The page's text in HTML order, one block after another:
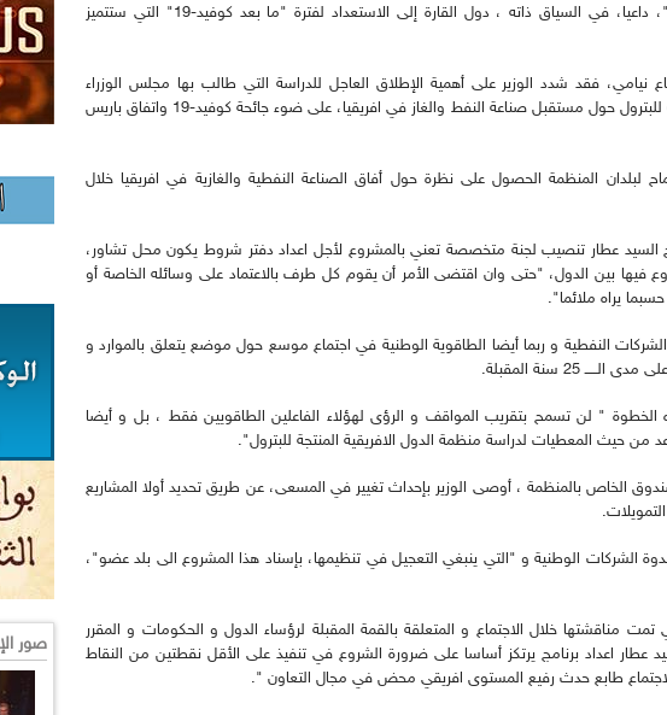
يتمثل خصيصا في المحروقات"، داعيا، في السياق ذاته ، دول القارة إلى الاستعداد لفترة "ما بعد كوفيد-19" التي ستتميز
نيامي، فقد شدد الوزير على أهمية الإطلاق العاجل للدراسة التي طالب بها مجلس الوزراء
لمنظمة الدول الافريقية المنتجة للبترول حول مستقبل صناعة النفط والغاز في افريقيا، على ضوء جائحة كوفيد-19 واتفاق باريس
لبلدان المنظمة الحصول على نظرة حول أفاق الصناعة النفطية والغازية في افريقيا خلال
عطار تنصيب لجنة متخصصة تعني بالمشروع لأجل اعداد دفتر شروط يكون محل تشاور،
فيها بين الدول، "حتى وان اقتضى الأمر أن يقوم كل طرف بالاعتماد على وسائله الخاصة أو
يراه ملائما".
النفطية و ربما أيضا الطاقوية الوطنية في اجتماع موسع حول موضع يتعلق بالموارد و
25 سنة المقبلة.
الخطوة " لن تسمح بتقريب المواقف و الرؤى لهؤلاء الفاعلين الطاقويين فقط ، بل و أيضا
من حيث المعطيات لدراسة منظمة الدول الافريقية المنتجة للبترول".
الخاص بالمنظمة ، أوصى الوزير بإحداث تغيير في المسعى، عن طريق تحديد أولا المشاريع
ندوة الشركات الوطنية و "التي ينبغي التعجيل في تنظيمها، بإسناد هذا المشروع الى بلد عضو"،
مناقشتها خلال الاجتماع و المتعلقة بالقمة المقبلة لرؤساء الدول و الحكومات و المقرر
اقترح السيد عطار اعداد برنامج يرتكز أساسا على ضرورة الشروع في تنفيذ على الأقل نقطتين من النقاط
طابع حدث رفيع المستوى افريقي محض في مجال التعاون ".
صور